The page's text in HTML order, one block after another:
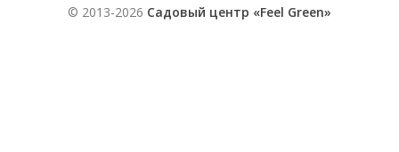
© 2013-2026 Садовый центр «Feel Green»